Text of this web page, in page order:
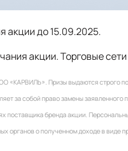
акции до 15.09.2025.
акции. Торговые
«КАРВИЛЬ». Призы выдаются строго
за собой право замены
поставщика бренда акции.
органов о полученном доходе в виде